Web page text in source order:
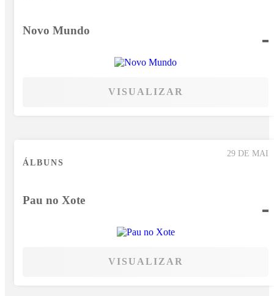
Novo Mundo
VISUALIZAR
29 DE MAI
ÁLBUNS
Pau no Xote
VISUALIZAR